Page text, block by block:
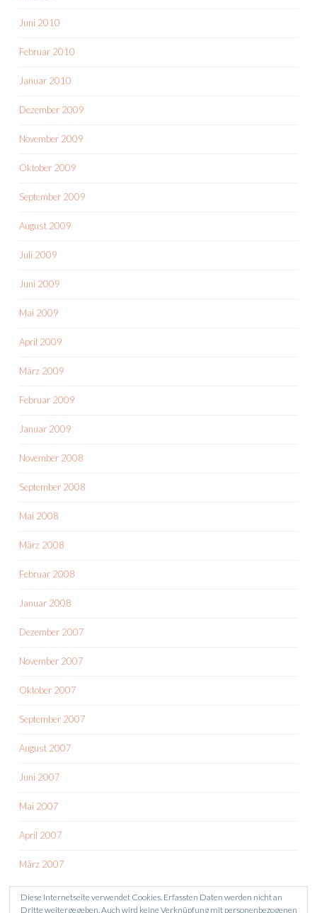
Juni 2010
Februar 2010
Januar 2010
Dezember 2009
November 2009
Oktober 2009
September 2009
August 2009
Juli 2009
Juni 2009
Mai 2009
April 2009
März 2009
Februar 2009
Januar 2009
November 2008
September 2008
Mai 2008
März 2008
Februar 2008
Januar 2008
Dezember 2007
November 2007
Oktober 2007
September 2007
August 2007
Juni 2007
Mai 2007
April 2007
März 2007
Diese Internetseite verwendet Cookies. Erfassten Daten werden nicht an
Dritte weitergegeben. Auch wird keine Verknüpfung mit personenbezogenen